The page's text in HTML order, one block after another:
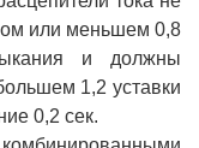
или меньшем 0,8
и должны
1,2 уставки
0,2 сек.